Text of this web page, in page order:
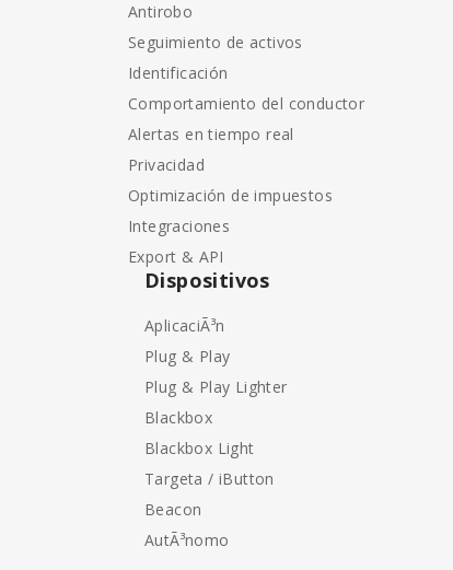
Antirobo
Seguimiento de activos
Identificación
Comportamiento del conductor
Alertas en tiempo real
Privacidad
Optimización de impuestos
Integraciones
Export & API
Dispositivos
AplicaciÃ³n
Plug & Play
Plug & Play Lighter
Blackbox
Blackbox Light
Targeta / iButton
Beacon
AutÃ³nomo